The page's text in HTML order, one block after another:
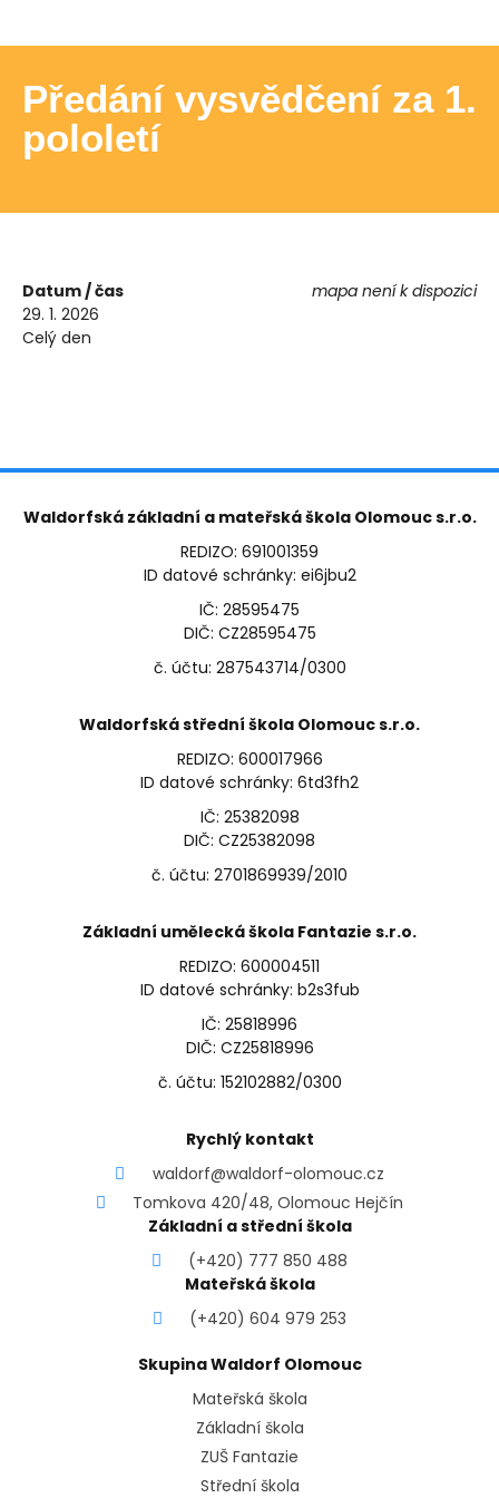
Předání vysvědčení za 1.
pololetí
mapa není k dispozici
Datum / čas
29. 1. 2026
Celý den
Waldorfská základní a mateřská škola Olomouc s.r.o.
REDIZO: 691001359
ID datové schránky: ei6jbu2
IČ: 28595475
DIČ: CZ28595475
č. účtu: 287543714/0300
Waldorfská střední škola Olomouc s.r.o.
REDIZO: 600017966
ID datové schránky: 6td3fh2
IČ: 25382098
DIČ: CZ25382098
č. účtu: 2701869939/2010
Základní umělecká škola Fantazie s.r.o.
REDIZO: 600004511
ID datové schránky: b2s3fub
IČ: 25818996
DIČ: CZ25818996
č. účtu: 152102882/0300
Rychlý kontakt
waldorf@waldorf-olomouc.cz
Tomkova 420/48, Olomouc Hejčín
Základní a střední škola
(+420) 777 850 488
Mateřská škola
(+420) 604 979 253
Skupina Waldorf Olomouc
Mateřská škola
Základní škola
ZUŠ Fantazie
Střední škola